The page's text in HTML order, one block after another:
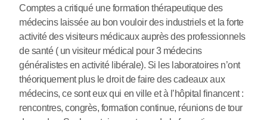
Comptes a critiqué une formation thérapeutique des
médecins laissée au bon vouloir des industriels et la forte
activité des visiteurs médicaux auprès des professionnels
de santé ( un visiteur médical pour 3 médecins
généralistes en activité libérale). Si les laboratoires n’ont
théoriquement plus le droit de faire des cadeaux aux
médecins, ce sont eux qui en ville et à l’hôpital financent :
rencontres, congrès, formation continue, réunions de tour